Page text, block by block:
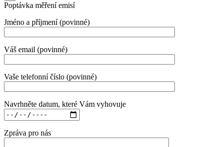
Poptávka měření emisí
Jméno a příjmení (povinné)
Váš email (povinné)
Vaše telefonní číslo (povinné)
Navrhněte datum, které Vám vyhovuje
Zpráva pro nás